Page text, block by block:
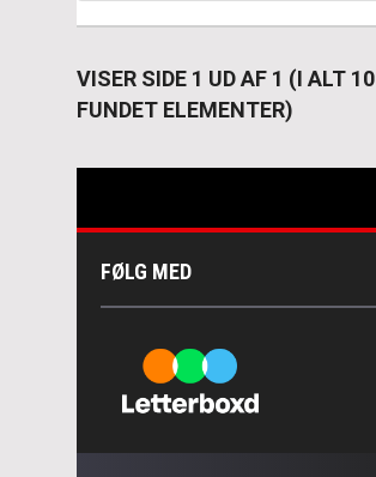
VISER SIDE 1 UD AF 1 (I ALT 10
FUNDET ELEMENTER)
FØLG MED